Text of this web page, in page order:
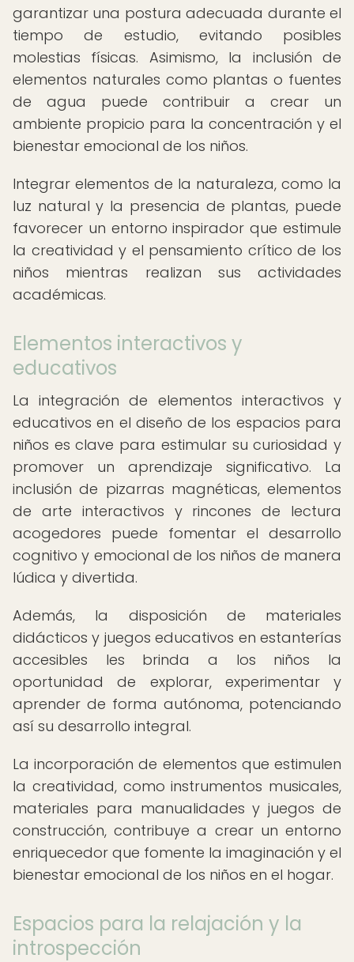
garantizar una postura adecuada durante el
tiempo de estudio, evitando posibles
molestias físicas. Asimismo, la inclusión de
elementos naturales como plantas o fuentes
de agua puede contribuir a crear un
ambiente propicio para la concentración y el
bienestar emocional de los niños.
Integrar elementos de la naturaleza, como la
luz natural y la presencia de plantas, puede
favorecer un entorno inspirador que estimule
la creatividad y el pensamiento crítico de los
niños mientras realizan sus actividades
académicas.
Elementos interactivos y
educativos
La integración de elementos interactivos y
educativos en el diseño de los espacios para
niños es clave para estimular su curiosidad y
promover un aprendizaje significativo. La
inclusión de pizarras magnéticas, elementos
de arte interactivos y rincones de lectura
acogedores puede fomentar el desarrollo
cognitivo y emocional de los niños de manera
lúdica y divertida.
Además, la disposición de materiales
didácticos y juegos educativos en estanterías
accesibles les brinda a los niños la
oportunidad de explorar, experimentar y
aprender de forma autónoma, potenciando
así su desarrollo integral.
La incorporación de elementos que estimulen
la creatividad, como instrumentos musicales,
materiales para manualidades y juegos de
construcción, contribuye a crear un entorno
enriquecedor que fomente la imaginación y el
bienestar emocional de los niños en el hogar.
Espacios para la relajación y la
introspección